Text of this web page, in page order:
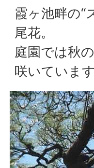
霞ヶ池畔の“
尾花。
庭園では秋
咲いています